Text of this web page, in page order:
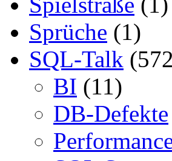
Sprüche (1)
SQL-Talk
BI (11)
DB-Defekte